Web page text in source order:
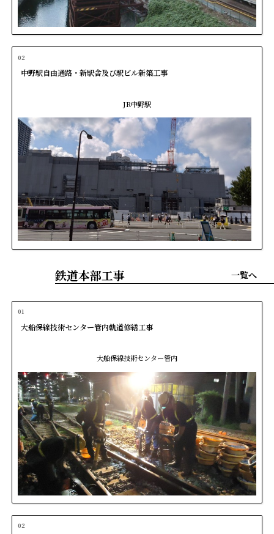
02
中野駅自由通路・新駅舎及び駅ビル新築工事
JR中野駅
鉄道本部工事 一覧へ
01
大船保線技術センター管内軌道修繕工事
大船保線技術センター管内
02